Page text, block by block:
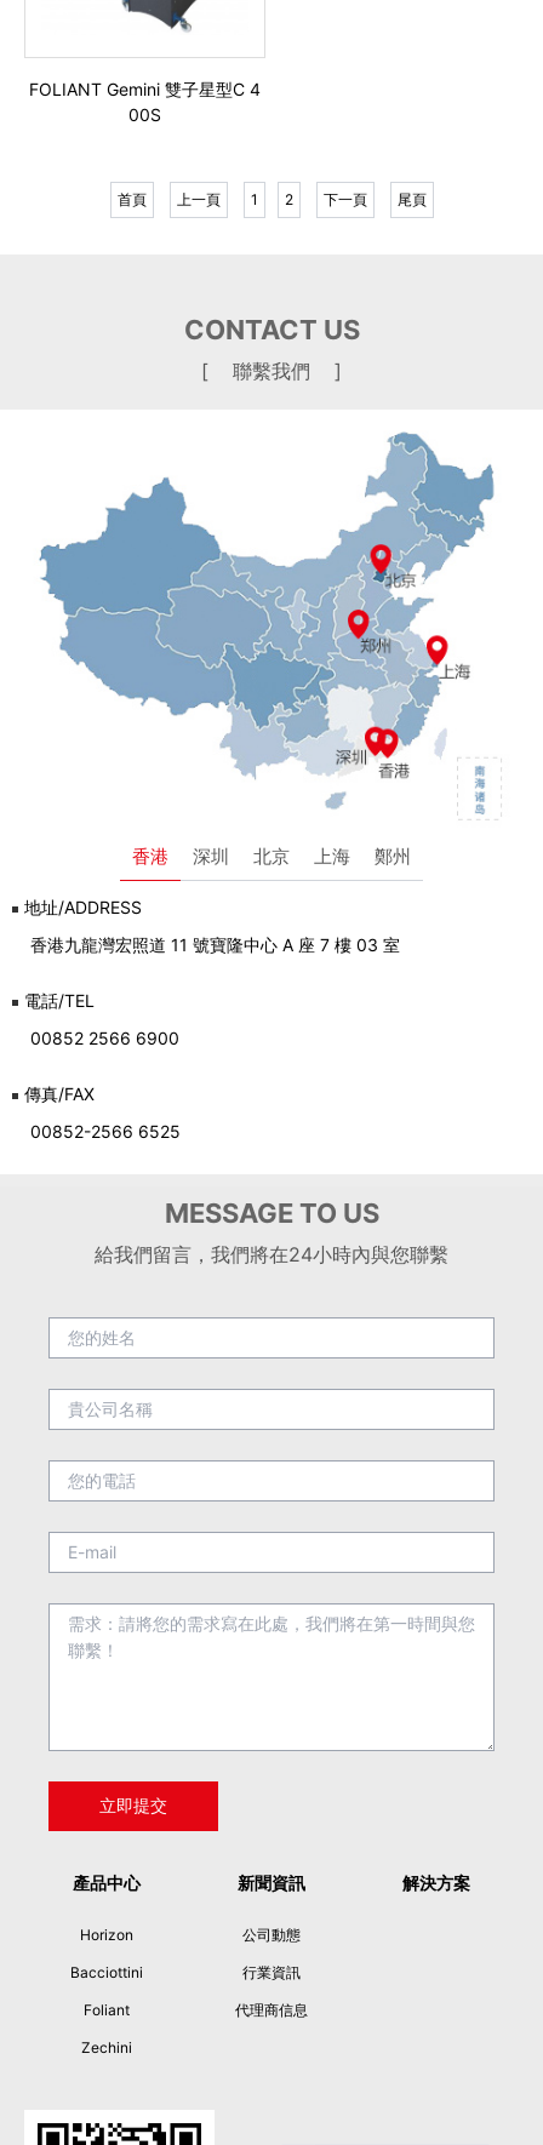
FOLIANT Gemini 雙子星型C 4
00S
首頁 上一頁 1 2 下一頁 尾頁
CONTACT US
[ 聯繫我們 ]
香港 深圳 北京 上海 鄭州
地址/ADDRESS
香港九龍灣宏照道 11 號寶隆中心 A 座 7 樓 03 室
電話/TEL
00852 2566 6900
傳真/FAX
00852-2566 6525
MESSAGE TO US
給我們留言，我們將在24小時內與您聯繫
產品中心
Horizon
Bacciottini
Foliant
Zechini
新聞資訊
公司動態
行業資訊
代理商信息
解決方案